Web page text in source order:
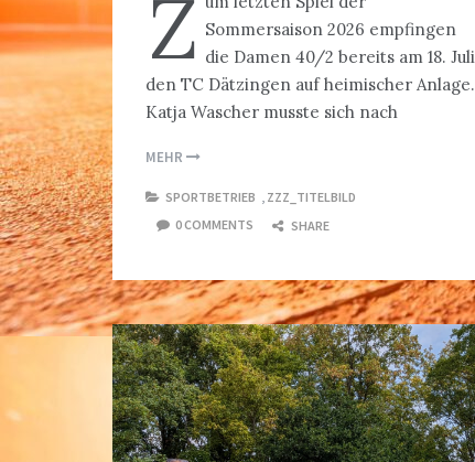
Z Sommersaison 2026 empfingen
die Damen 40/2 bereits am 18. Juli
den TC Dätzingen auf heimischer Anlage.
Katja Wascher musste sich nach
MEHR
SPORTBETRIEB
ZZZ_TITELBILD
0 COMMENTS
SHARE